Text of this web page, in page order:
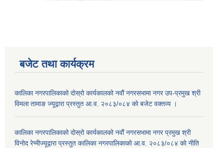
बजेट तथा कार्यक्रम
कालिका नगरपालिकाको दोस्रो कार्यकालको नवौं नगरसभामा नगर उप-प्रमुख श्री
विमला तामाङ ज्यूद्वारा प्रस्तुत आ.व. २०८३/०८४ को बजेट वक्तव्य ।
कालिका नगरपालिकाको दोस्रो कार्यकालको नवौं नगरसभामा नगर प्रमुख श्री
विनोद रेग्मीज्यूद्वारा प्रस्तुत कालिका नगरपालिकाको आ.व. २०८३/०८४ को नीति